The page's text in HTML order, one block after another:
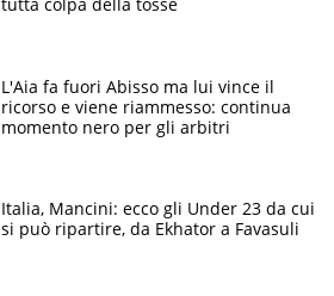
tutta colpa della tosse
L'Aia fa fuori Abisso ma lui vince il
ricorso e viene riammesso: continua
momento nero per gli arbitri
Italia, Mancini: ecco gli Under 23 da cui
si può ripartire, da Ekhator a Favasuli